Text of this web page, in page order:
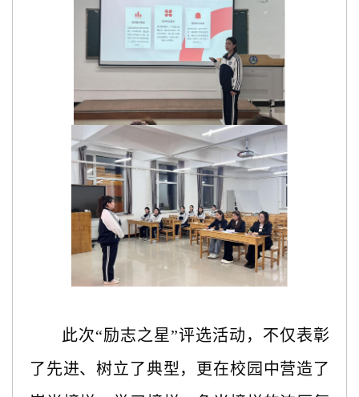
此次“励志之星”评选活动，不仅表彰
了先进、树立了典型，更在校园中营造了